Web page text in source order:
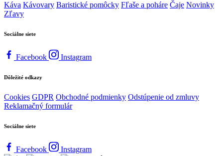
Káva Kávovary Baristické pomôcky Fľaše a poháre Čaje Novinky
Zľavy
Sociálne siete
Facebook Instagram
Dôležité odkazy
Cookies GDPR Obchodné podmienky Odstúpenie od zmluvy
Reklamačný formulár
Sociálne siete
Facebook Instagram